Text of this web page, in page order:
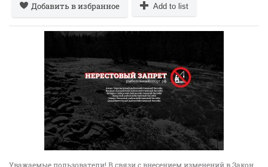
Добавить в избранное Add to list
Уважаемые пользователи! В связи с внесением изменений в Закон